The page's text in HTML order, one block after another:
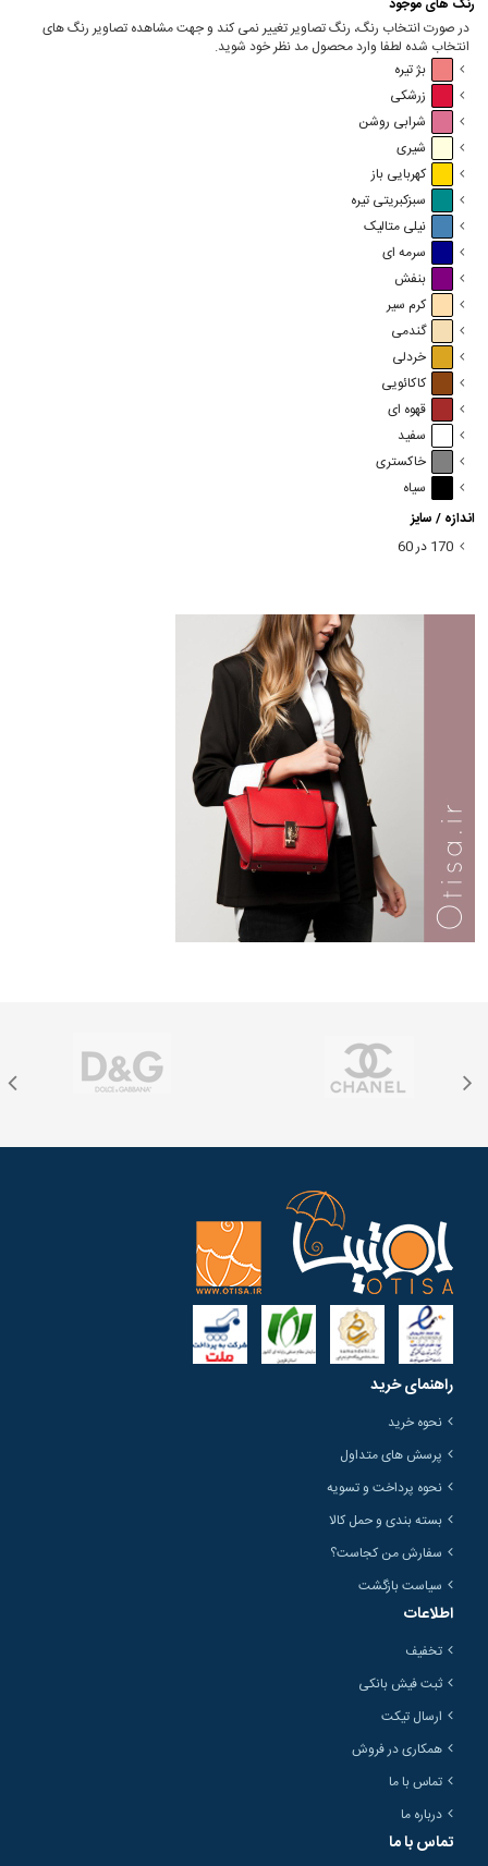
رنگ های موجود
در صورت انتخاب رنگ، رنگ تصاویر تغییر نمی کند و جهت مشاهده تصاویر رنگ های
انتخاب شده لطفا وارد محصول مد نظر خود شوید.
بژ تیره
زرشکی
شرابی روشن
شیری
کهربایی باز
سبزکبریتی تیره
نیلی متالیک
سرمه ای
بنفش
کرم سیر
گندمی
خردلی
کاکائویی
قهوه ای
سفید
خاکستری
سیاه
اندازه / سایز
170 در 60
راهنمای خرید
نحوه خرید
پرسش های متداول
نحوه پرداخت و تسویه
بسته بندی و حمل کالا
سفارش من کجاست؟
سیاست بازگشت
اطلاعات
تخفیف
ثبت فیش بانکی
ارسال تیکت
همکاری در فروش
تماس با ما
درباره ما
تماس با ما